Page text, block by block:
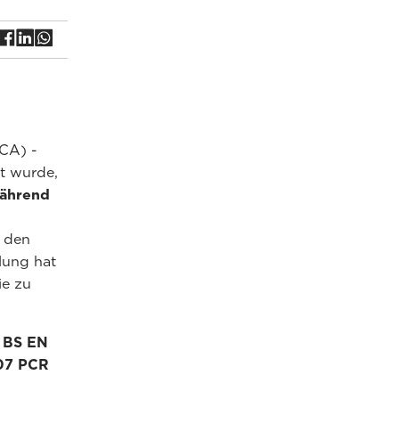
-
wurde,
hat
zu
EN
PCR